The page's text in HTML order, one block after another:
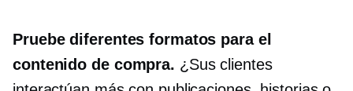
Pruebe diferentes formatos para el
contenido de compra. ¿Sus clientes